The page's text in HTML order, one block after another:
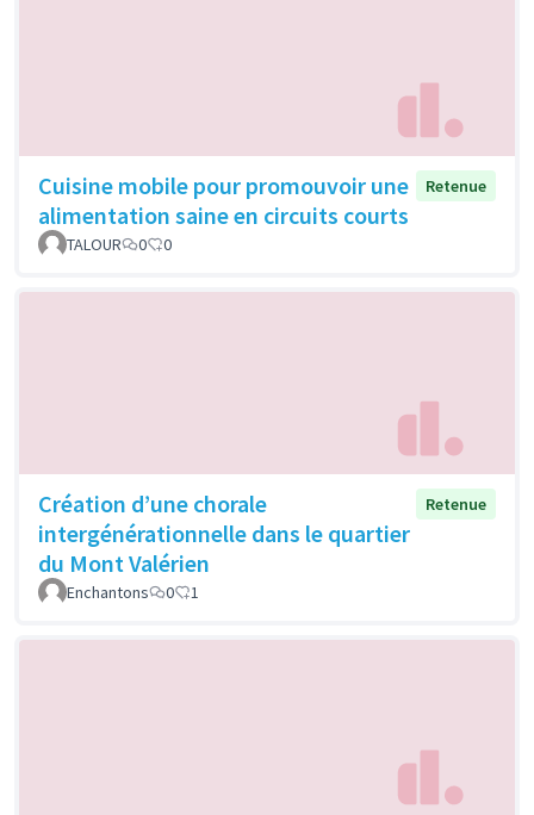
Cuisine mobile pour promouvoir une
alimentation saine en circuits courts
Retenue
TALOUR 0 0
Création d’une chorale
intergénérationnelle dans le quartier
du Mont Valérien
Retenue
Enchantons 0 1